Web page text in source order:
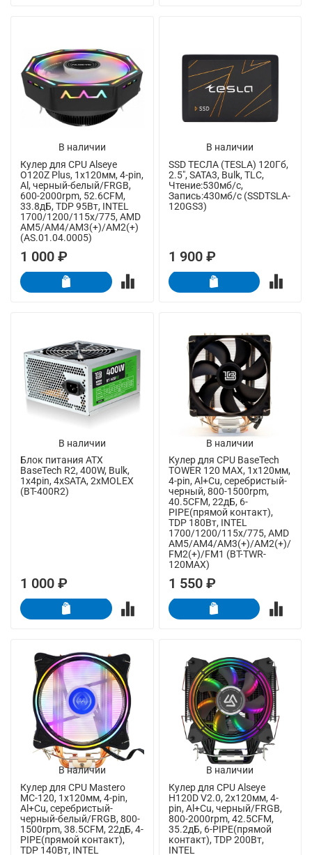
В наличии
Кулер для CPU Alseye
O120Z Plus, 1х120мм, 4-pin,
Al, черный-белый/FRGB,
600-2000rpm, 52.6CFM,
33.8дБ, TDP 95Вт, INTEL
1700/1200/115x/775, AMD
AM5/AM4/AM3(+)/AM2(+)
(AS.01.04.0005)
1 000 ₽
В наличии
SSD ТЕСЛА (TESLA) 120Гб,
2.5", SATA3, Bulk, TLC,
Чтение:530мб/с,
Запись:430мб/с (SSDTSLA-
120GS3)
1 900 ₽
В наличии
Блок питания ATX
BaseTech R2, 400W, Bulk,
1x4pin, 4xSATA, 2xMOLEX
(BT-400R2)
1 000 ₽
В наличии
Кулер для CPU BaseTech
TOWER 120 MAX, 1х120мм,
4-pin, Al+Cu, серебристый-
черный, 800-1500rpm,
40.5CFM, 22дБ, 6-
PIPE(прямой контакт),
TDP 180Вт, INTEL
1700/1200/115x/775, AMD
AM5/AM4/AM3(+)/AM2(+)/
FM2(+)/FM1 (BT-TWR-
120MAX)
1 550 ₽
В наличии
Кулер для CPU Mastero
MC-120, 1х120мм, 4-pin,
Al+Cu, серебристый-
черный-белый/FRGB, 800-
1500rpm, 38.5CFM, 22дБ, 4-
PIPE(прямой контакт),
TDP 140Вт, INTEL
В наличии
Кулер для CPU Alseye
H120D V2.0, 2х120мм, 4-
pin, Al+Cu, черный/FRGB,
800-2000rpm, 42.5CFM,
35.2дБ, 6-PIPE(прямой
контакт), TDP 200Вт,
INTEL